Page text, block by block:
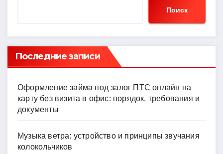
ni
ki
ть
Поиск
Последние записи
Оформление займа под залог ПТС онлайн на
карту без визита в офис: порядок, требования и
документы
Музыка ветра: устройство и принципы звучания
колокольчиков